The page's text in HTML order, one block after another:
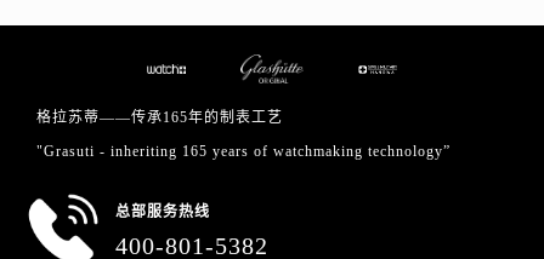
格拉苏蒂——传承165年的制表工艺
"Grasuti - inheriting 165 years of watchmaking technology”
总部服务热线
400-801-5382